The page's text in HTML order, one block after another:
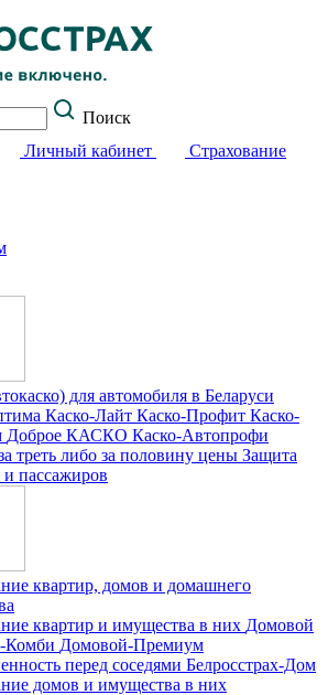
Поиск
Личный кабинет
Страхование
для автомобиля в Беларуси
Каско-Лайт Каско-Профит Каско-
Доброе КАСКО Каско-Автопрофи
треть либо за половину цены Защита
и пассажиров
квартир, домов и домашнего
квартир и имущества в них Домовой
Комби Домовой-Премиум
перед соседями Белросстрах-Дом
домов и имущества в них